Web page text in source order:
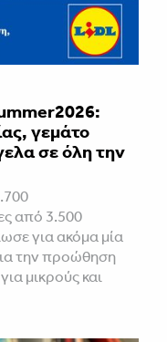
γεμάτο
σε όλη την
από 3.500
για ακόμα μία
την προώθηση
μικρούς και